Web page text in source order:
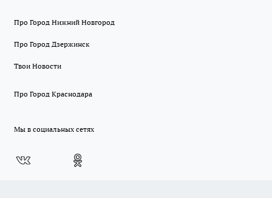
Про Город Нижний Новгород
Про Город Дзержинск
Твои Новости
Про Город Краснодара
Мы в социальных сетях